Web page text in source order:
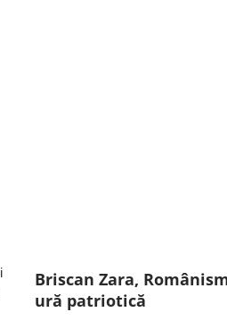
Briscan Zara,
ură patriotică